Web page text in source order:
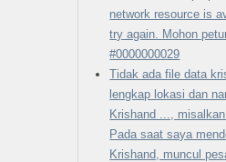
network resource is
try again. Mohon
#0000000029
Tidak ada file data
lengkap lokasi dan
Krishand ..., misalkan
Pada saat saya
Krishand, muncul